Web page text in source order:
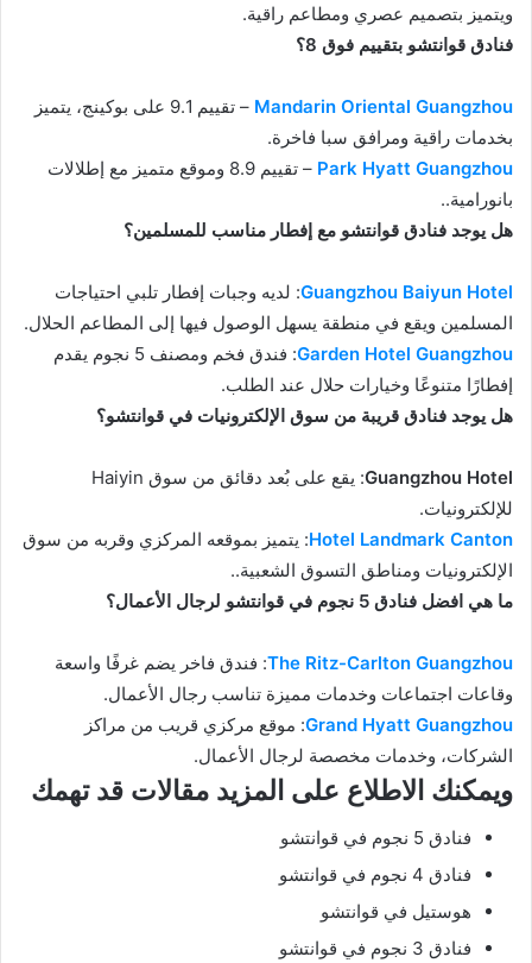
ويتميز بتصميم عصري ومطاعم راقية.
فنادق قوانتشو بتقييم فوق 8؟
Mandarin Oriental Guangzhou
– تقييم 9.1 على بوكينج، يتميز
بخدمات راقية ومرافق سبا فاخرة.
Park Hyatt Guangzhou
– تقييم 8.9 وموقع متميز مع إطلالات
بانورامية..
هل يوجد فنادق قوانتشو مع إفطار مناسب للمسلمين؟
Guangzhou Baiyun Hotel: لديه وجبات إفطار تلبي احتياجات
المسلمين ويقع في منطقة يسهل الوصول فيها إلى المطاعم الحلال.
Garden Hotel Guangzhou
: فندق فخم ومصنف 5 نجوم يقدم
إفطارًا متنوعًا وخيارات حلال عند الطلب.
هل يوجد فنادق قريبة من سوق الإلكترونيات في قوانتشو؟
Guangzhou Hotel
: يقع على بُعد دقائق من سوق Haiyin
للإلكترونيات.
Hotel Landmark Canton: يتميز بموقعه المركزي وقربه من سوق
الإلكترونيات ومناطق التسوق الشعبية..
ما هي افضل فنادق 5 نجوم في قوانتشو لرجال الأعمال؟
The Ritz-Carlton Guangzhou: فندق فاخر يضم غرفًا واسعة
وقاعات اجتماعات وخدمات مميزة تناسب رجال الأعمال.
Grand Hyatt Guangzhou: موقع مركزي قريب من مراكز
الشركات، وخدمات مخصصة لرجال الأعمال.
ويمكنك الاطلاع على المزيد مقالات قد تهمك
فنادق 5 نجوم في قوانتشو
فنادق 4 نجوم في قوانتشو
هوستيل في قوانتشو
فنادق 3 نجوم في قوانتشو